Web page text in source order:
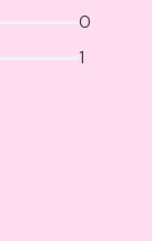
0
1